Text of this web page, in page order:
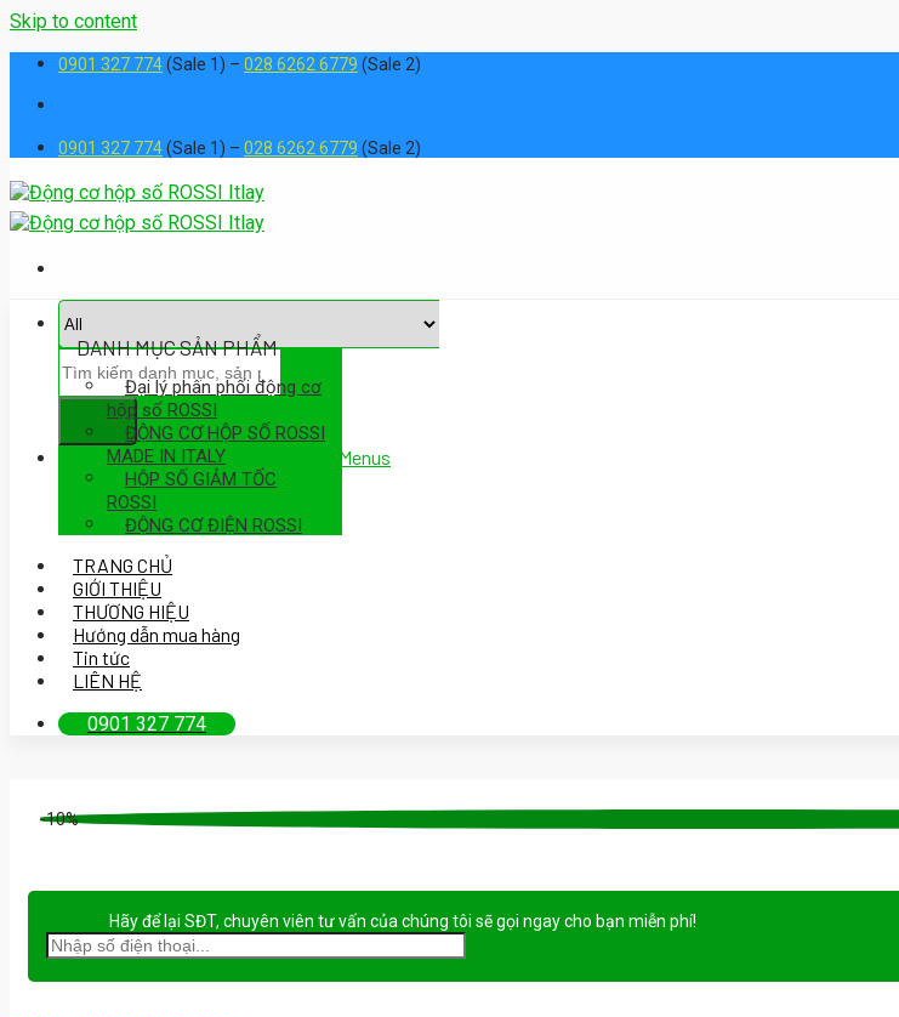
Skip to content
0901 327 774(Sale 1) – 028 6262 6779 (Sale 2)
0901 327 774(Sale 1) – 028 6262 6779 (Sale 2)
Assign a menu in Theme Options > Menus
DANH MỤC SẢN PHẨM
Đại lý phân phối động cơ
hộp số ROSSI
ĐỘNG CƠ HỘP SỐ ROSSI
MADE IN ITALY
HỘP SỐ GIẢM TỐC
ROSSI
ĐỘNG CƠ ĐIỆN ROSSI
TRANG CHỦ
GIỚI THIỆU
THƯƠNG HIỆU
Hướng dẫn mua hàng
Tin tức
LIÊN HỆ
0901 327 774
-10%
Hãy để lại SĐT, chuyên viên tư vấn của chúng tôi sẽ gọi ngay cho bạn miễn phí!